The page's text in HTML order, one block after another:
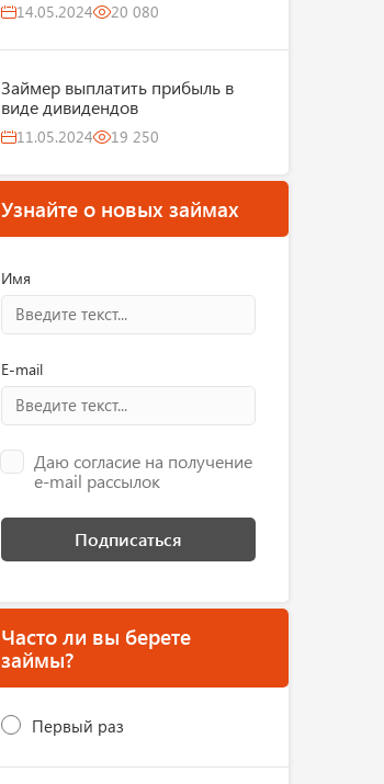
14.05.2024 20 080
Займер выплатить прибыль в
виде дивидендов
11.05.2024 19 250
Узнайте о новых займах
Имя
E-mail
Даю согласие на получение
e-mail рассылок
Подписаться
Часто ли вы берете
займы?
Первый раз